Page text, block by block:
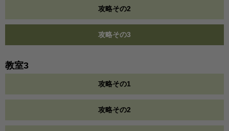
攻略その2
攻略その3
教室3
攻略その1
攻略その2